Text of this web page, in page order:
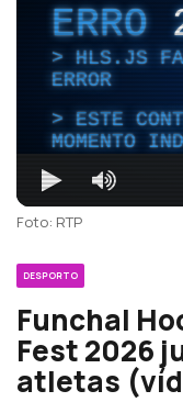
ERRO
HLS.JS
ERROR
ESTE
MOMENTO
Foto: RTP
DESPORTO
Funchal
Fest 2026
atletas